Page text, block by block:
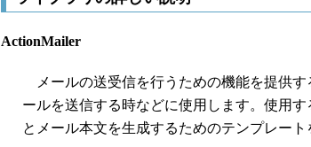
ActionMailer
メールの送受信を行うための機能を提供す
ールを送信する時などに使用します。使用
とメール本文を生成するためのテンプレート